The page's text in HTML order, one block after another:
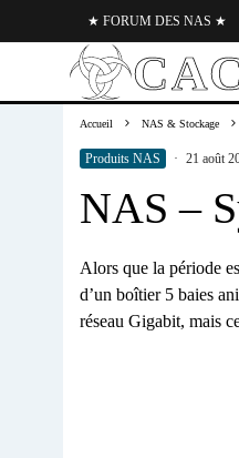
★ FORUM DES NAS ★
Accueil NAS & Stockage
Produits NAS · 21 août
NAS –
Alors que la période
d’un boîtier 5 baies
réseau Gigabit, mais